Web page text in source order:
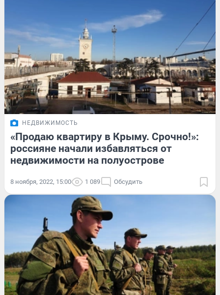
НЕДВИЖИМОСТЬ
«Продаю квартиру в Крыму. Срочно!»:
россияне начали избавляться от
недвижимости на полуострове
8 ноября, 2022, 15:00 1 089 Обсудить